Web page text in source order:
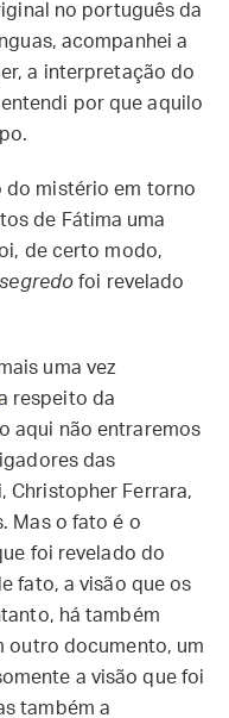
no português da
acompanhei a
a interpretação do
por que aquilo
do mistério em torno
de Fátima uma
de certo modo,
foi revelado
uma vez
respeito da
aqui não entraremos
das
Christopher Ferrara,
Mas o fato é o
foi revelado do
fato, a visão que os
há também
outro documento, um
a visão que foi
também a